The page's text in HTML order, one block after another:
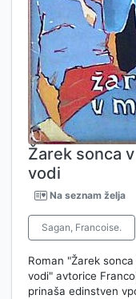
Žarek sonca
vodi
Na seznam želja
Sagan, Francoise.
Roman "Žarek
vodi" avtorice
prinaša edinstven